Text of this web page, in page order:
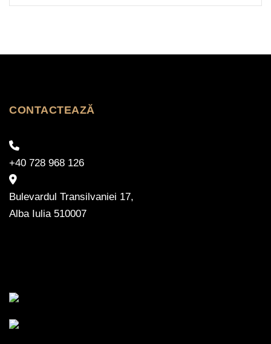
CONTACTEAZĂ
+40 728 968 126
Bulevardul Transilvaniei 17,
Alba Iulia 510007